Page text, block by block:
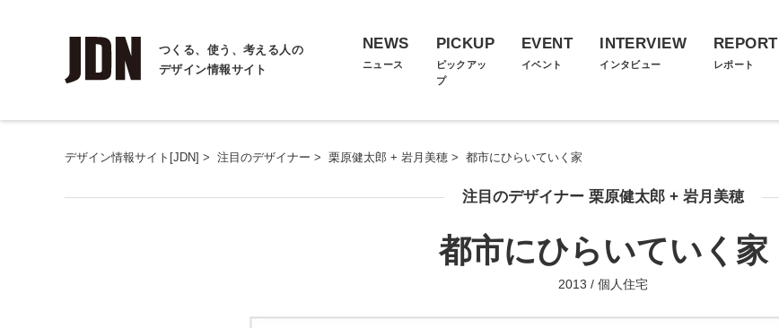
つくる、使う、考える人の
デザイン情報サイト
NEWS
ニュース
PICKUP
ピックアッ
プ
EVENT
イベント
INTERVIEW
インタビュー
REPORT
レポート
デザイン情報サイト[JDN] > 注目のデザイナー > 栗原健太郎 + 岩月美穂 > 都市にひらいていく家
注目のデザイナー 栗原健太郎 + 岩月美穂
都市にひらいていく家
2013 / 個人住宅